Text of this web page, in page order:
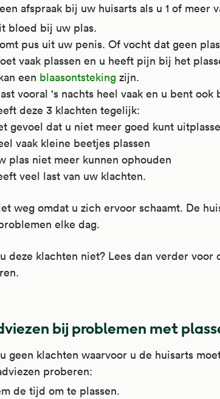
afspraak bij uw huisarts als u 1 of meer
bloed bij uw plas.
pus uit uw penis. Of vocht dat geen
vaak plassen en u heeft pijn bij het
een blaasontsteking zijn.
vooral 's nachts heel vaak en u bent ook
deze 3 klachten tegelijk:
gevoel dat u niet meer goed kunt
vaak kleine beetjes plassen
plas niet meer kunnen ophouden
veel last van uw klachten.
weg omdat u zich ervoor schaamt. De
elke dag.
deze klachten niet? Lees dan verder voor
bij problemen met
geen klachten waarvoor u de huisarts
proberen:
de tijd om te plassen.